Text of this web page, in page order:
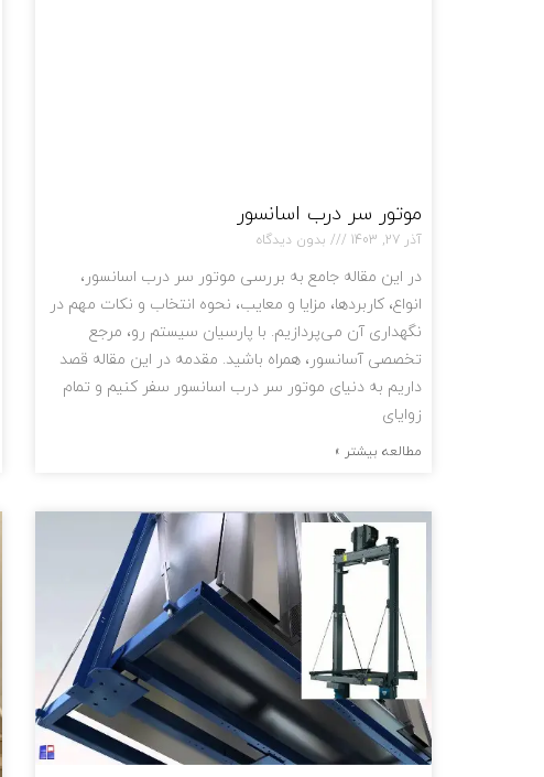
موتور سر درب اسانسور
آذر 27, 1403 بدون دیدگاه
در این مقاله جامع به بررسی موتور سر درب اسانسور،
انواع، کاربردها، مزایا و معایب، نحوه انتخاب و نکات مهم در
نگهداری آن می‌پردازیم. با پارسیان سیستم رو، مرجع
تخصصی آسانسور، همراه باشید. مقدمه در این مقاله قصد
داریم به دنیای موتور سر درب اسانسور سفر کنیم و تمام
زوایای
مطالعه بیشتر »